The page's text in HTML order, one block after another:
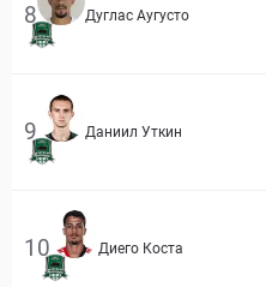
8 Дуглас Аугусто
9 Даниил Уткин
10 Диего Коста